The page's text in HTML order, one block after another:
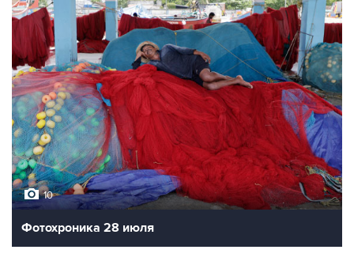
10
Фотохроника 28 июля